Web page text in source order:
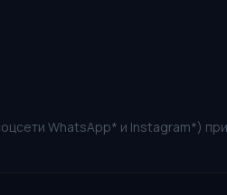
WhatsApp* и Instagram*)